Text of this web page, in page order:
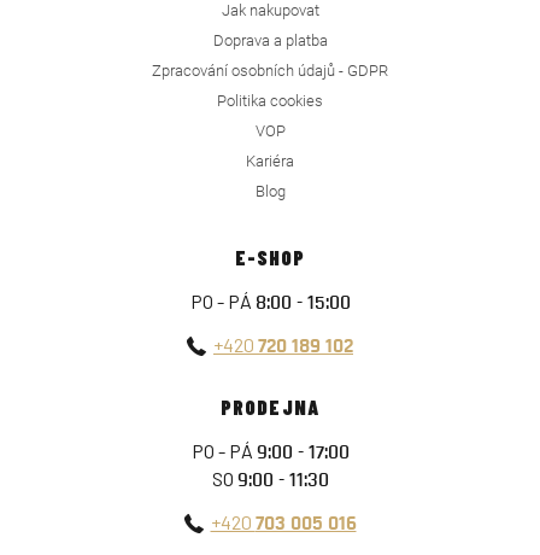
Jak nakupovat
Doprava a platba
Zpracování osobních údajů - GDPR
Politika cookies
VOP
Kariéra
Blog
E-SHOP
PO - PÁ 8:00 - 15:00
+420 720 189 102
PRODEJNA
PO - PÁ 9:00 - 17:00
SO 9:00 - 11:30
+420 703 005 016